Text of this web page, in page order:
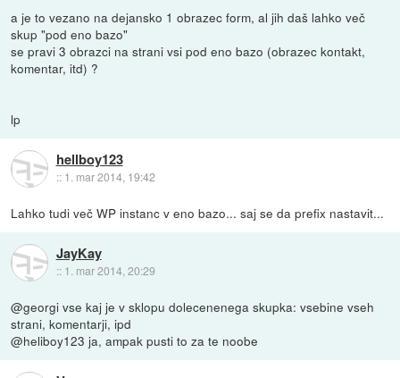
a je to vezano na dejansko 1 obrazec form, al jih daš lahko več
skup "pod eno bazo"
se pravi 3 obrazci na strani vsi pod eno bazo (obrazec kontakt,
komentar, itd) ?
lp
hellboy123
:: 1. mar 2014, 19:42
Lahko tudi več WP instanc v eno bazo... saj se da prefix nastavit...
JayKay
:: 1. mar 2014, 20:29
@georgi vse kaj je v sklopu dolecenenega skupka: vsebine vseh
strani, komentarji, ipd
@heliboy123 ja, ampak pusti to za te noobe